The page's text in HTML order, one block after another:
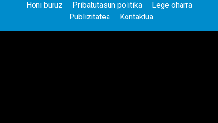
Honi buruz Pribatutasun politika
Lege oharra
Publizitatea
Kontaktua